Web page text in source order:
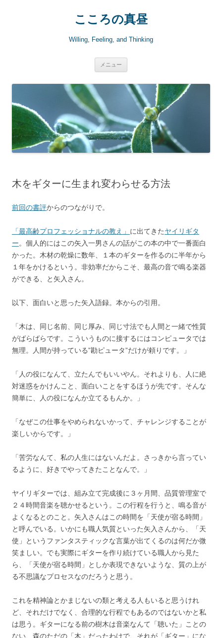
こころの真昼
Willing, Feeling, and Thinking
メニュー
ツ
へ
ス
プ
木をギターに生まれ変わらせる方法
前回の書評からのつながりで。
「最高齢プロフェッショナルの教え」 に出てきたヤイリギタ
ー。個人的にはこの矢入一男さんの話がこの本の中で一番面白
かった。木材の乾燥に数年、１本のギターを作るのに半年から
１年をかけるという。非効率だからこそ、最高の音で鳴る楽器
ができる、と矢入さん。
以下、面白いと思った矢入語録。本からの引用。
「木は、同じ名前、同じ厚み、同じ寸法でも人間と一緒で性質
がばらばらです。こういうものに接するにはコンピュータでは
無理。人間が持っている”勘ピュータ”だけが頼りです。」
「人の役になんて、立たんでもいいやん。それよりも、人に絶
対迷惑をかけんこと、面白いことをするほうが先です。そんな
簡単に、人の役になんか立てるもんか。」
「なぜこの仕事をやめられないかって、チャレンジすることが
楽しいからです。」
「苦労なんて、私の人生にはないんだよ。さっきから言ってい
るように、好きでやってきたことなんで。」
ヤイリギターでは、組み立て完成後に３ヶ月間、品質管理室で
２４時間音楽を聴かせるという。この行程を行うと、鳴る音が
よくなるとのこと。矢入さんはこの時間を「天使が宿る時間」
と呼んでいる。いかにも職人気質といった矢入さんから、「天
使」というファンタスティックな言葉が出てくるのは何だか微
笑ましい。でも実際にギターを作り続けている職人から見た
ら、「天使が宿る時間」としか表現できないような、質の上が
る不思議なプロセスなのだろうと思う。
これを精神論とかまじないの類と考える人もいると思うけれ
ど、それだけでなく、合理的な行程でもあるのではないかと私
は思う。ギターになる前の樹木は音楽なんて「聴いた」ことの
ない、森のただの「木」だったわけで、それが「ギター」にな